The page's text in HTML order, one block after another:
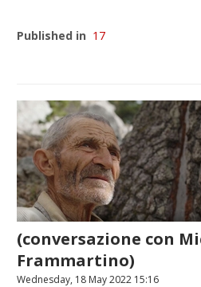
Published in 17
(conversazione con
Frammartino)
Wednesday, 18 May 2022 15:16